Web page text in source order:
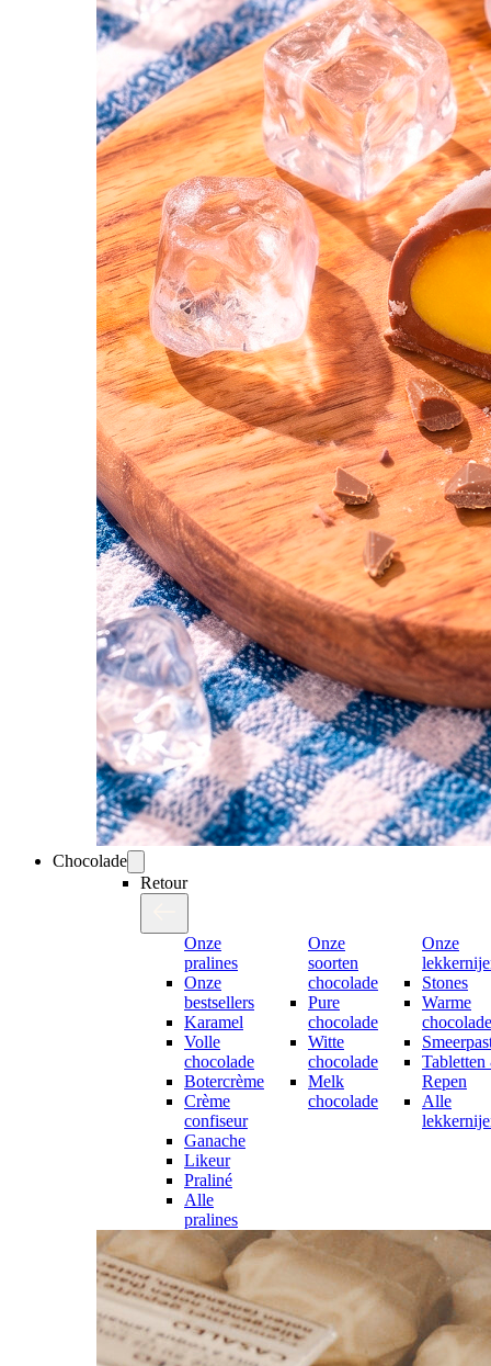
Chocolade
Retour
Onze
pralines
Onze
bestsellers
Karamel
Volle
chocolade
Botercrème
Crème
confiseur
Ganache
Likeur
Praliné
Alle
pralines
Onze
soorten
chocolade
Pure
chocolade
Witte
chocolade
Melk
chocolade
Onze
Stones
Warme
Repen
Alle